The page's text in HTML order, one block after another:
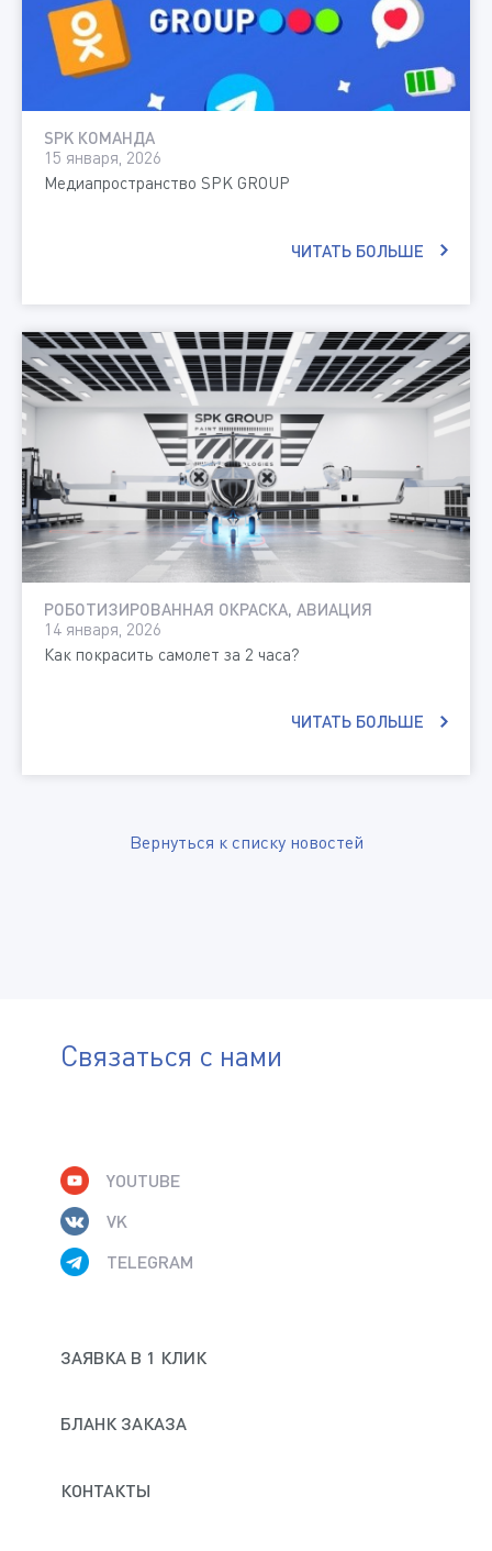
SPK КОМАНДА
15 января, 2026
Медиапространство SPK GROUP
ЧИТАТЬ БОЛЬШЕ
РОБОТИЗИРОВАННАЯ ОКРАСКА, АВИАЦИЯ
14 января, 2026
Как покрасить самолет за 2 часа?
ЧИТАТЬ БОЛЬШЕ
Вернуться к списку новостей
Связаться с нами
ЗАЯВКА В 1 КЛИК
БЛАНК ЗАКАЗА
КОНТАКТЫ
YOUTUBE
VK
TELEGRAM